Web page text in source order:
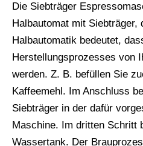
Die Siebträger
Halbautomat mit Siebträger,
Halbautomatik bedeutet,
Herstellungsprozesses von
werden. Z. B. befüllen Sie
Kaffeemehl. Im Anschluss
Siebträger in der dafür
Maschine. Im dritten Schritt
Wassertank. Der